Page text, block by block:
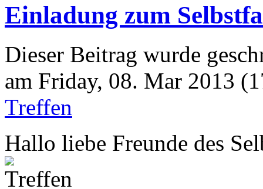
Einladung zum
Dieser Beitrag wurde
am Friday, 08. Mar 2013
Treffen
Hallo liebe Freunde des